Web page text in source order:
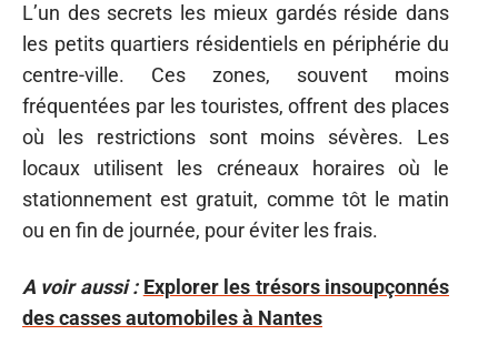
L’un des secrets les mieux gardés réside dans
les petits quartiers résidentiels en périphérie du
centre-ville. Ces zones, souvent moins
fréquentées par les touristes, offrent des places
où les restrictions sont moins sévères. Les
locaux utilisent les créneaux horaires où le
stationnement est gratuit, comme tôt le matin
ou en fin de journée, pour éviter les frais.
A voir aussi : Explorer les trésors insoupçonnés
des casses automobiles à Nantes